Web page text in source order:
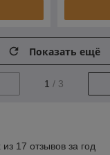
Показать ещё
1 / 3
17 отзывов за год